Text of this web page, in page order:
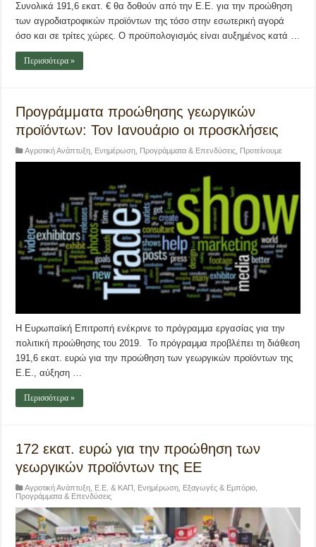
Συνολικά 191,6 εκατ. € θα δοθούν από την Ε.Ε. για την προώθηση
των αγροδιατροφικών προϊόντων της τόσο στην εσωτερική αγορά
όσο και σε τρίτες χώρες. Ο προϋπολογισμός είναι αυξημένος κατά …
Περισσότερα »
Προγράμματα προώθησης γεωργικών
προϊόντων: Τον Ιανουάριο οι προσκλήσεις
Αγροτική Ανάπτυξη Ενημέρωση Προγράμματα & Επενδύσεις Προτείνουμε
Η Ευρωπαϊκή Επιτροπή ενέκρινε το πρόγραμμα εργασίας για την
πολιτική προώθησης του 2019. Το πρόγραμμα προβλέπει τη διάθεση
191,6 εκατ. ευρώ για την προώθηση των γεωργικών προϊόντων της
Ε.Ε., αύξηση …
Περισσότερα »
172 εκατ. ευρώ για την προώθηση των
γεωργικών προϊόντων της ΕΕ
Αγροτική Ανάπτυξη Ε.Ε. & ΚΑΠ Ενημέρωση Εξαγωγές & Εμπόριο
Προγράμματα & Επενδύσεις